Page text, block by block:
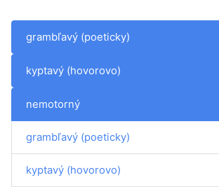
grambľavý (poeticky)
kyptavý (hovorovo)
nemotorný
grambľavý (poeticky)
kyptavý (hovorovo)